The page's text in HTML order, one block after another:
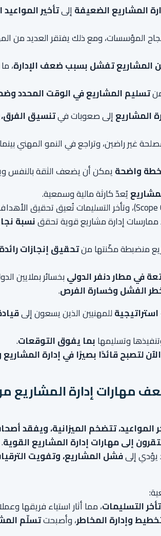
المشاريع الضعيفةإلىتأخير المواعيد
المؤسسات، ومع ذلك يفتقر العديد من
،
تسليم المشاريع في الوقت المحدد
المشاريعإلى صعوبات فيتنسيق الفرق،
غير راضين، وتراجع في النمو المهني
خطة واضحةيمكن أن يضعف الثقة بالنفس
يُعدّ كارثة مالية وسمعية.
ممارسات إدارة مشاريع قوية تحققنسبة
منضبطة مكّنتها منتحقيق إنجازات
في مطار دنفر الدوليبخسائر بملايين
الفشل وخسارة الفرص.
للمهنيين الذين يسعون إلى
وتسليمهابما يفوق التوقعات.
لتصبح قائدًا بصيرًا في إدارة
مهارات إدارة المشاريع
المواعيد، تتضخم الميزانية، ويفقد
إلى مهارات إدارة المشاريع القوية.
يؤدي إلىفشل المشاريع، وتفويت
التسليمات، مما أثار استياء فريقها
وإدارة المخاطر، وأصبحتتسلّم